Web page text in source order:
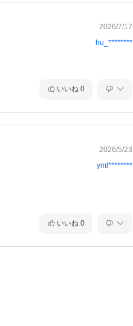
2026/7/17
hu_********
いいね 0
2026/5/23
yml********
いいね 0